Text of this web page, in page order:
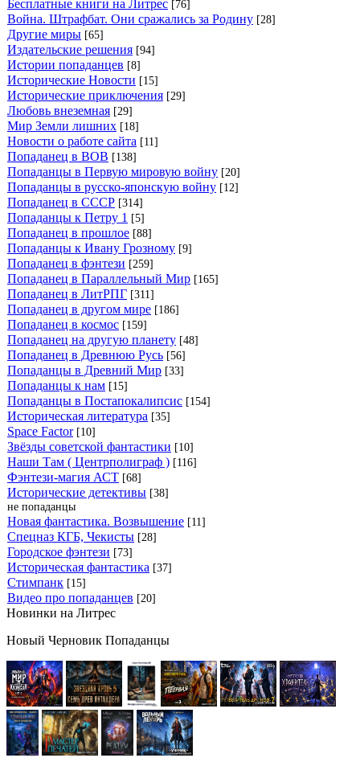
Бесплатные книги на Литрес [76]
Война. Штрафбат. Они сражались за Родину [28]
Другие миры [65]
Издательские решения [94]
Истории попаданцев [8]
Исторические Новости [15]
Исторические приключения [29]
Любовь внеземная [29]
Мир Земли лишних [18]
Новости о работе сайта [11]
Попаданец в ВОВ [138]
Попаданцы в Первую мировую войну [20]
Попаданцы в русско-японскую войну [12]
Попаданец в СССР [314]
Попаданцы к Петру 1 [5]
Попаданец в прошлое [88]
Попаданцы к Ивану Грозному [9]
Попаданец в фэнтези [259]
Попаданец в Параллельный Мир [165]
Попаданец в ЛитРПГ [311]
Попаданец в другом мире [186]
Попаданец в космос [159]
Попаданец на другую планету [48]
Попаданец в Древнюю Русь [56]
Попаданцы в Древний Мир [33]
Попаданцы к нам [15]
Попаданцы в Постапокалипсис [154]
Историческая литература [35]
Space Factor [10]
Звёзды советской фантастики [10]
Наши Там ( Центрполиграф ) [116]
Фэнтези-магия АСТ [68]
Исторические детективы [38]
не попаданцы
Новая фантастика. Возвышение [11]
Спецназ КГБ, Чекисты [28]
Городское фэнтези [73]
Историческая фантастика [37]
Стимпанк [15]
Видео про попаданцев [20]
Новинки на Литрес
Новый Черновик Попаданцы